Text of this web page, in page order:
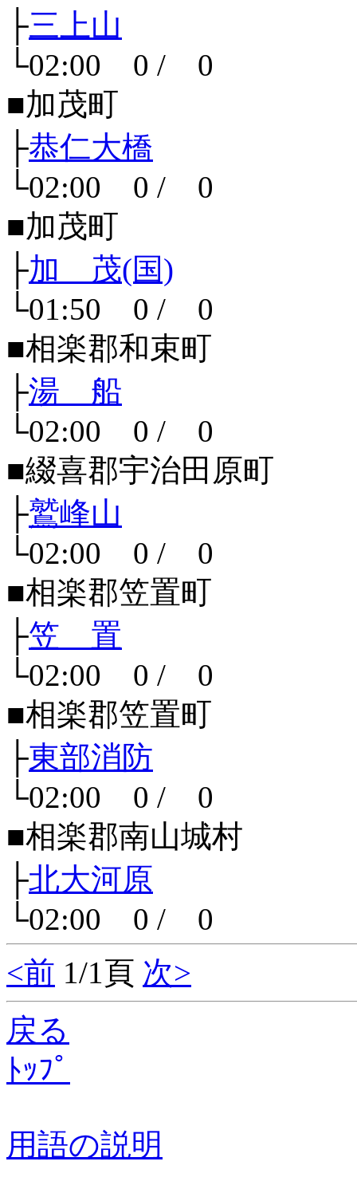
├三上山
└02:00 0 / 0
■加茂町
├恭仁大橋
└02:00 0 / 0
■加茂町
├加 茂(国)
└01:50 0 / 0
■相楽郡和束町
├湯 船
└02:00 0 / 0
■綴喜郡宇治田原町
├鷲峰山
└02:00 0 / 0
■相楽郡笠置町
├笠 置
└02:00 0 / 0
■相楽郡笠置町
├東部消防
└02:00 0 / 0
■相楽郡南山城村
├北大河原
└02:00 0 / 0
<前 1/1頁 次>
戻る
ﾄｯﾌﾟ
用語の説明